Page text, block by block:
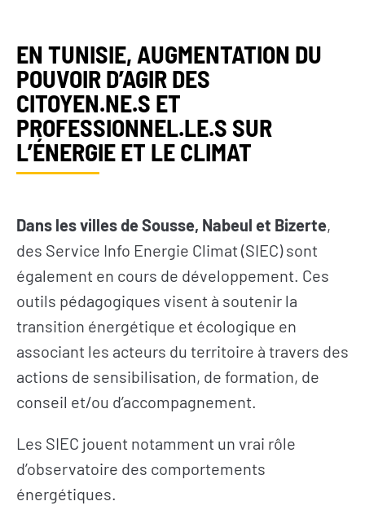
L’actualité des
projets
Guides et
études
Décryptages
Institutions et
Fondations
EN TUNISIE, AUGMENTATION DU
POUVOIR D’AGIR DES
CITOYEN.NE.S ET
PROFESSIONNEL.LE.S SUR
L’ÉNERGIE ET LE CLIMAT
Dans les villes de Sousse, Nabeul et Bizerte,
des Service Info Energie Climat (SIEC) sont
également en cours de développement. Ces
outils pédagogiques visent à soutenir la
transition énergétique et écologique en
associant les acteurs du territoire à travers des
actions de sensibilisation, de formation, de
conseil et/ou d’accompagnement.
Les SIEC jouent notamment un vrai rôle
d’observatoire des comportements
énergétiques.